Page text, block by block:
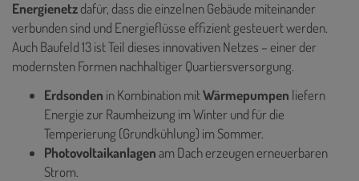
Energienetzdafür, dass die einzelnen Gebäude miteinander
verbunden sind und Energieflüsse effizient gesteuert werden.
Auch Baufeld 13 ist Teil dieses innovativen Netzes – einer der
modernsten Formen nachhaltiger Quartiersversorgung.
Erdsonden in Kombination mitWärmepumpen liefern
Energie zurRaumheizung im Winter und für die
Temperierung (Grundkühlung) im Sommer.
Photovoltaikanlagenam Dach erzeugen erneuerbaren
Strom.